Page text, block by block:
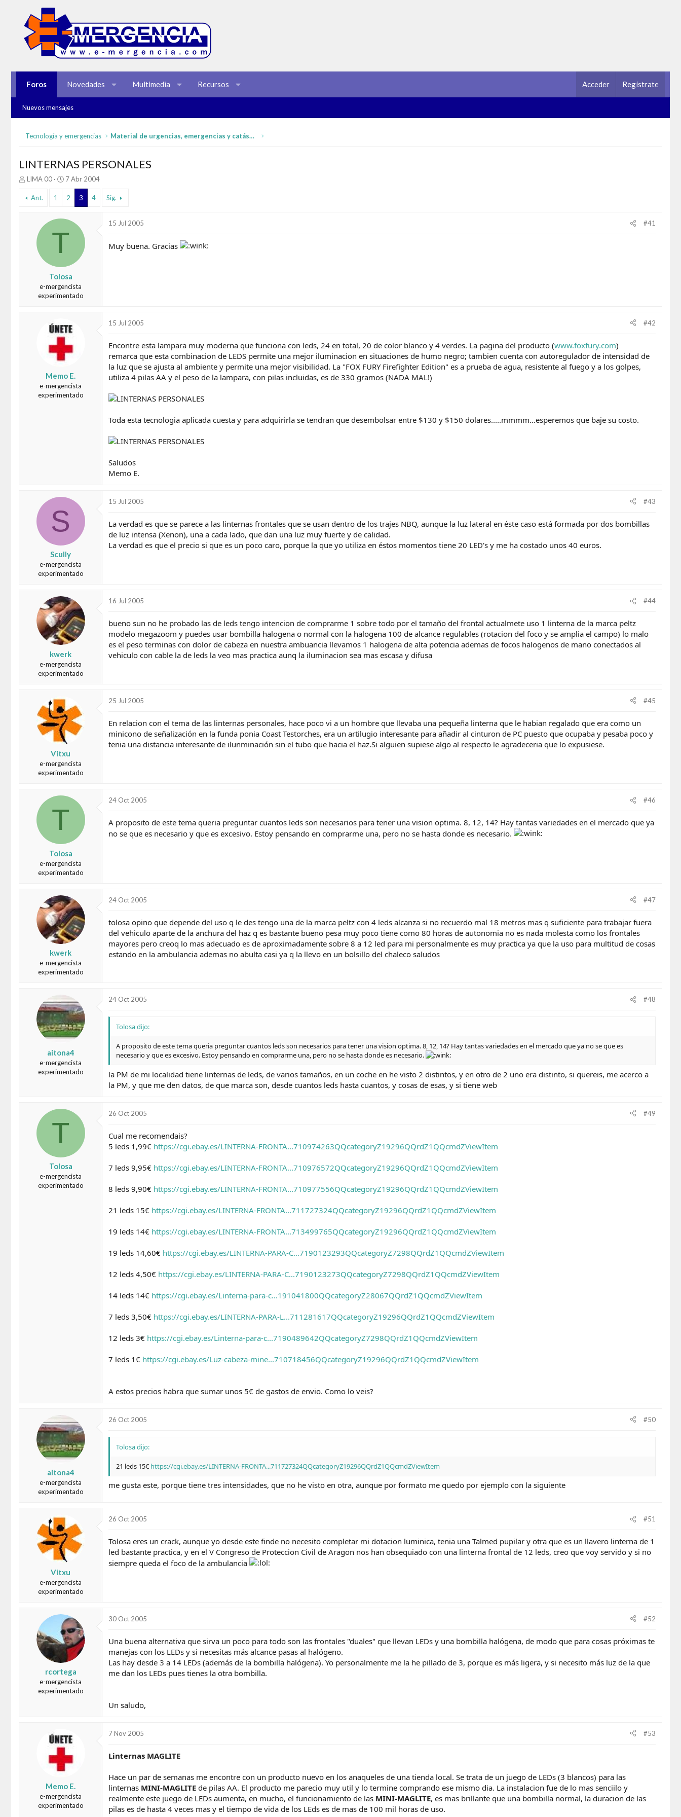
Foros Novedades Multimedia Recursos Acceder Regístrate
Nuevos mensajes
Tecnología y emergencias Material de urgencias, emergencias y catástrofes
LINTERNAS PERSONALES
I
i
LIMA 00
F
c
e
i
o
7 Abr 2004
Ant. 1 2 3 4 Sig.
T
Tolosa
e-mergencista
experimentado
15 Jul 2005 #41
Muy buena. Gracias
Memo E.
e-mergencista
experimentado
15 Jul 2005 #42
Encontre esta lampara muy moderna que funciona con leds, 24 en total, 20 de color blanco y 4 verdes. La pagina del producto (www.foxfury.com)
remarca que esta combinacion de LEDS permite una mejor iluminacion en situaciones de humo negro; tambien cuenta con autoregulador de intensidad de
la luz que se ajusta al ambiente y permite una mejor visibilidad. La "FOX FURY Firefighter Edition" es a prueba de agua, resistente al fuego y a los golpes,
utiliza 4 pilas AA y el peso de la lampara, con pilas incluidas, es de 330 gramos (NADA MAL!)
Toda esta tecnologia aplicada cuesta y para adquirirla se tendran que desembolsar entre $130 y $150 dolares.....mmmm...esperemos que baje su costo.
Saludos
Memo E.
S
Scully
e-mergencista
experimentado
15 Jul 2005 #43
La verdad es que se parece a las linternas frontales que se usan dentro de los trajes NBQ, aunque la luz lateral en éste caso está formada por dos bombillas
de luz intensa (Xenon), una a cada lado, que dan una luz muy fuerte y de calidad.
La verdad es que el precio si que es un poco caro, porque la que yo utiliza en éstos momentos tiene 20 LED's y me ha costado unos 40 euros.
kwerk
e-mergencista
experimentado
16 Jul 2005 #44
bueno sun no he probado las de leds tengo intencion de comprarme 1 sobre todo por el tamaño del frontal actualmete uso 1 linterna de la marca peltz
modelo megazoom y puedes usar bombilla halogena o normal con la halogena 100 de alcance regulables (rotacion del foco y se amplia el campo) lo malo
es el peso terminas con dolor de cabeza en nuestra ambuancia llevamos 1 halogena de alta potencia ademas de focos halogenos de mano conectados al
vehiculo con cable la de leds la veo mas practica aunq la iluminacion sea mas escasa y difusa
Vitxu
e-mergencista
experimentado
25 Jul 2005 #45
En relacion con el tema de las linternas personales, hace poco vi a un hombre que llevaba una pequeña linterna que le habian regalado que era como un
minicono de señalización en la funda ponia Coast Testorches, era un artilugio interesante para añadir al cinturon de PC puesto que ocupaba y pesaba poco y
tenia una distancia interesante de ilunminación sin el tubo que hacia el haz.Si alguien supiese algo al respecto le agradeceria que lo expusiese.
T
Tolosa
e-mergencista
experimentado
24 Oct 2005 #46
A proposito de este tema queria preguntar cuantos leds son necesarios para tener una vision optima. 8, 12, 14? Hay tantas variedades en el mercado que ya
no se que es necesario y que es excesivo. Estoy pensando en comprarme una, pero no se hasta donde es necesario.
kwerk
e-mergencista
experimentado
24 Oct 2005 #47
tolosa opino que depende del uso q le des tengo una de la marca peltz con 4 leds alcanza si no recuerdo mal 18 metros mas q suficiente para trabajar fuera
del vehiculo aparte de la anchura del haz q es bastante bueno pesa muy poco tiene como 80 horas de autonomia no es nada molesta como los frontales
mayores pero creoq lo mas adecuado es de aproximadamente sobre 8 a 12 led para mi personalmente es muy practica ya que la uso para multitud de cosas
estando en la ambulancia ademas no abulta casi ya q la llevo en un bolsillo del chaleco saludos
aitona4
e-mergencista
experimentado
24 Oct 2005 #48
Tolosa dijo:
A proposito de este tema queria preguntar cuantos leds son necesarios para tener una vision optima. 8, 12, 14? Hay tantas variedades en el mercado que ya no se que es
necesario y que es excesivo. Estoy pensando en comprarme una, pero no se hasta donde es necesario.
la PM de mi localidad tiene linternas de leds, de varios tamaños, en un coche en he visto 2 distintos, y en otro de 2 uno era distinto, si quereis, me acerco a
la PM, y que me den datos, de que marca son, desde cuantos leds hasta cuantos, y cosas de esas, y si tiene web
T
Tolosa
e-mergencista
experimentado
26 Oct 2005 #49
Cual me recomendais?
5 leds 1,99€ https://cgi.ebay.es/LINTERNA-FRONTA...710974263QQcategoryZ19296QQrdZ1QQcmdZViewItem
7 leds 9,95€ https://cgi.ebay.es/LINTERNA-FRONTA...710976572QQcategoryZ19296QQrdZ1QQcmdZViewItem
8 leds 9,90€ https://cgi.ebay.es/LINTERNA-FRONTA...710977556QQcategoryZ19296QQrdZ1QQcmdZViewItem
21 leds 15€ https://cgi.ebay.es/LINTERNA-FRONTA...711727324QQcategoryZ19296QQrdZ1QQcmdZViewItem
19 leds 14€ https://cgi.ebay.es/LINTERNA-FRONTA...713499765QQcategoryZ19296QQrdZ1QQcmdZViewItem
19 leds 14,60€ https://cgi.ebay.es/LINTERNA-PARA-C...7190123293QQcategoryZ7298QQrdZ1QQcmdZViewItem
12 leds 4,50€ https://cgi.ebay.es/LINTERNA-PARA-C...7190123273QQcategoryZ7298QQrdZ1QQcmdZViewItem
14 leds 14€ https://cgi.ebay.es/Linterna-para-c...191041800QQcategoryZ28067QQrdZ1QQcmdZViewItem
7 leds 3,50€ https://cgi.ebay.es/LINTERNA-PARA-L...711281617QQcategoryZ19296QQrdZ1QQcmdZViewItem
12 leds 3€ https://cgi.ebay.es/Linterna-para-c...7190489642QQcategoryZ7298QQrdZ1QQcmdZViewItem
7 leds 1€ https://cgi.ebay.es/Luz-cabeza-mine...710718456QQcategoryZ19296QQrdZ1QQcmdZViewItem
A estos precios habra que sumar unos 5€ de gastos de envio. Como lo veis?
aitona4
e-mergencista
experimentado
26 Oct 2005 #50
Tolosa dijo:
21 leds 15€ https://cgi.ebay.es/LINTERNA-FRONTA...711727324QQcategoryZ19296QQrdZ1QQcmdZViewItem
me gusta este, porque tiene tres intensidades, que no he visto en otra, aunque por formato me quedo por ejemplo con la siguiente
Vitxu
e-mergencista
experimentado
26 Oct 2005 #51
Tolosa eres un crack, aunque yo desde este finde no necesito completar mi dotacion luminica, tenia una Talmed pupilar y otra que es un llavero linterna de 1
led bastante practica, y en el V Congreso de Proteccion Civil de Aragon nos han obsequiado con una linterna frontal de 12 leds, creo que voy servido y si no
siempre queda el foco de la ambulancia
rcortega
e-mergencista
experimentado
30 Oct 2005 #52
Una buena alternativa que sirva un poco para todo son las frontales "duales" que llevan LEDs y una bombilla halógena, de modo que para cosas próximas te
manejas con los LEDs y si necesitas más alcance pasas al halógeno.
Las hay desde 3 a 14 LEDs (además de la bombilla halógena). Yo personalmente me la he pillado de 3, porque es más ligera, y si necesito más luz de la que
me dan los LEDs pues tienes la otra bombilla.
Un saludo,
Memo E.
e-mergencista
experimentado
7 Nov 2005 #53
Linternas MAGLITE
Hace un par de semanas me encontre con un producto nuevo en los anaqueles de una tienda local. Se trata de un juego de LEDs (3 blancos) para las
linternas MINI-MAGLITE de pilas AA. El producto me parecio muy util y lo termine comprando ese mismo dia. La instalacion fue de lo mas senciilo y
realmente este juego de LEDs aumenta, en mucho, el funcionamiento de las MINI-MAGLITE, es mas brillante que una bombilla normal, la duracion de las
pilas es de hasta 4 veces mas y el tiempo de vida de los LEds es de mas de 100 mil horas de uso.